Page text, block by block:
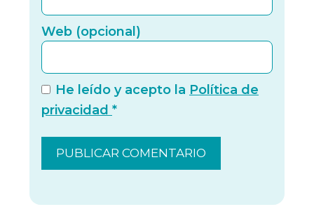
Web (opcional)
He leído y acepto la Política de
privacidad *